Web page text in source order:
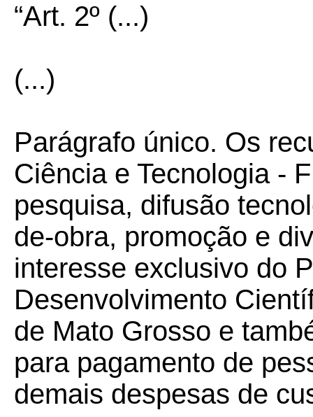
“Art. 2º (...)
(...)
Parágrafo único. Os
Ciência e Tecnologia -
pesquisa, difusão
de-obra, promoção e
interesse exclusivo do
Desenvolvimento
de Mato Grosso e
para pagamento de
demais despesas de